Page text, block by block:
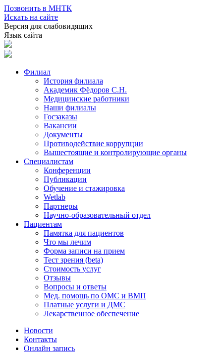
Позвонить в МНТК
Искать на сайте
Версия для слабовидящих
Язык сайта
Филиал
История филиала
Академик Фёдоров С.Н.
Медицинские работники
Наши филиалы
Госзаказы
Вакансии
Документы
Противодействие коррупции
Вышестоящие и контролирующие органы
Специалистам
Конференции
Публикации
Обучение и стажировка
Wetlab
Партнеры
Научно-образовательный отдел
Пациентам
Памятка для пациентов
Что мы лечим
Форма записи на прием
Тест зрения (beta)
Стоимость услуг
Отзывы
Вопросы и ответы
Мед. помощь по ОМС и ВМП
Платные услуги и ДМС
Лекарственное обеспечение
Новости
Контакты
Онлайн запись